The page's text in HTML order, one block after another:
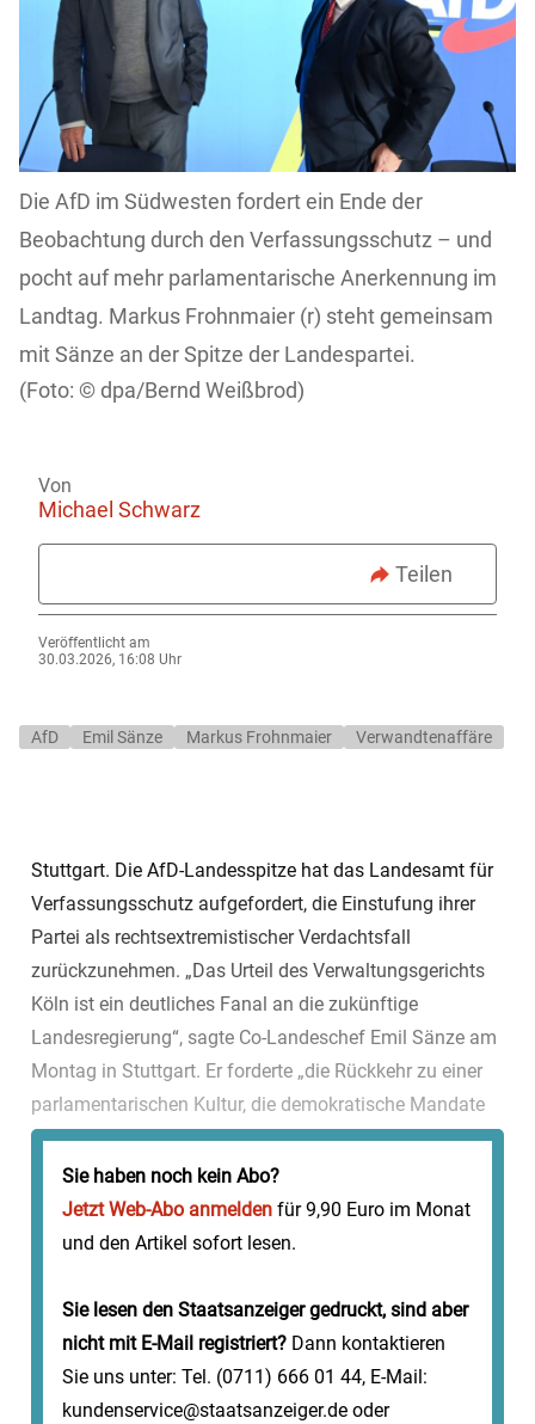
Die AfD im Südwesten fordert ein Ende der
Beobachtung durch den Verfassungsschutz – und
pocht auf mehr parlamentarische Anerkennung im
Landtag. Markus Frohnmaier (r) steht gemeinsam
mit Sänze an der Spitze der Landespartei.
dpa/Bernd Weißbrod)
Von
Michael Schwarz
Teilen
Veröffentlicht am
30.03.2026, 16:08 Uhr
AfD Emil Sänze Markus Frohnmaier Verwandtenaffäre
Stuttgart. Die AfD-Landesspitze hat das Landesamt für
Verfassungsschutz aufgefordert, die Einstufung ihrer
Partei als rechtsextremistischer Verdachtsfall
zurückzunehmen. „Das Urteil des Verwaltungsgerichts
Köln ist ein deutliches Fanal an die zukünftige
Landesregierung“, sagte Co-Landeschef Emil Sänze am
Montag in Stuttgart. Er forderte „die Rückkehr zu einer
parlamentarischen Kultur, die demokratische Mandate
respektiert“. Dazu gehöre auch, dass die AfD im
Landtag einen Vizepr�...
Sie haben noch kein Abo?
Jetzt Web-Abo anmelden für 9,90 Euro im Monat
und den Artikel sofort lesen.
Sie lesen den Staatsanzeiger gedruckt, sind aber
nicht mit E-Mail registriert? Dann kontaktieren
Sie uns unter: Tel. (0711) 666 01 44, E-Mail:
kundenservice@staatsanzeiger.de oder